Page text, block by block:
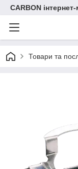
CARBON
Товари та